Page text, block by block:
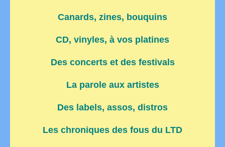
Canards, zines, bouquins
CD, vinyles, à vos platines
Des concerts et des festivals
La parole aux artistes
Des labels, assos, distros
Les chroniques des fous du LTD